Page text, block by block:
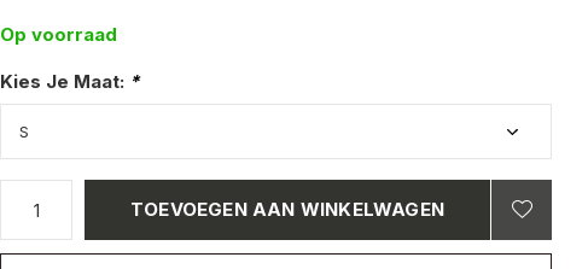
Op voorraad
Kies Je Maat: *
TOEVOEGEN AAN WINKELWAGEN